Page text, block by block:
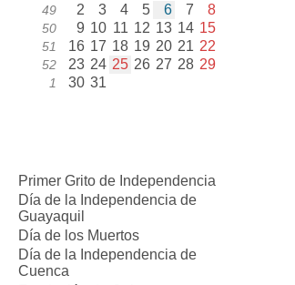
49 2 3 4 5 6 7 8
50 9 10 11 12 13 14 15
51 16 17 18 19 20 21 22
52 23 24 25 26 27 28 29
1 30 31
Primer Grito de Independencia
Día de la Independencia de
Guayaquil
Día de los Muertos
Día de la Independencia de
Cuenca